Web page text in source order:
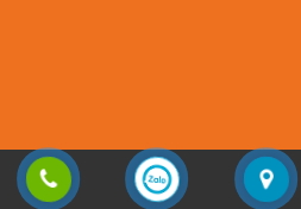
Copyright © 2013 - 2025Sơn Phương Mỹ Lợi | All